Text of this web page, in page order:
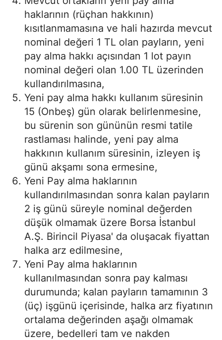
haklarının (rüçhan hakkının)
kısıtlanmamasına ve hali hazırda mevcut
nominal değeri 1 TL olan payların, yeni
pay alma hakkı açısından 1 lot payın
nominal değeri olan 1.00 TL üzerinden
kullandırılmasına,
Yeni pay alma hakkı kullanım süresinin
15 (Onbeş) gün olarak belirlenmesine,
bu sürenin son gününün resmi tatile
rastlaması halinde, yeni pay alma
hakkının kullanım süresinin, izleyen iş
günü akşamı sona ermesine,
Yeni Pay alma haklarının
kullandırılmasından sonra kalan payların
2 iş günü süreyle nominal değerden
düşük olmamak üzere Borsa İstanbul
A.Ş. Birincil Piyasa' da oluşacak fiyattan
halka arz edilmesine,
Yeni Pay alma haklarının
kullanılmasından sonra pay kalması
durumunda; kalan payların tamamının 3
(üç) işgünü içerisinde, halka arz fiyatının
ortalama değerinden aşağı olmamak
üzere, bedelleri tam ve nakden